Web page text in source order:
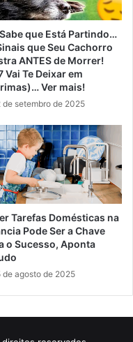
que Está Partindo…
que Seu Cachorro
ANTES de Morrer!
Vai Te Deixar em
Ver mais!
de setembro de 2025
Tarefas Domésticas na
Pode Ser a Chave
o Sucesso, Aponta
de agosto de 2025